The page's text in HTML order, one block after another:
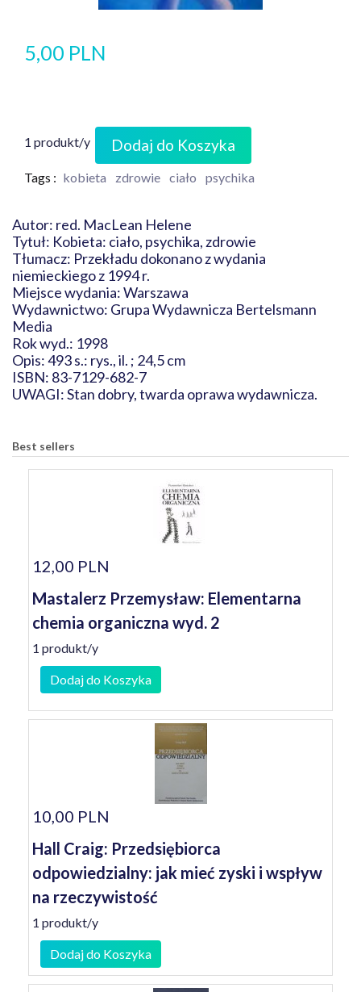
5,00 PLN
1 produkt/y Dodaj do Koszyka
Tags : kobieta zdrowie ciało psychika
Autor: red. MacLean Helene
Tytuł: Kobieta: ciało, psychika, zdrowie
Tłumacz: Przekładu dokonano z wydania
niemieckiego z 1994 r.
Miejsce wydania: Warszawa
Wydawnictwo: Grupa Wydawnicza Bertelsmann
Media
Rok wyd.: 1998
Opis: 493 s.: rys., il. ; 24,5 cm
ISBN: 83-7129-682-7
UWAGI: Stan dobry, twarda oprawa wydawnicza.
Best sellers
12,00 PLN
Mastalerz Przemysław: Elementarna
chemia organiczna wyd. 2
1 produkt/y
Dodaj do Koszyka
10,00 PLN
Hall Craig: Przedsiębiorca
odpowiedzialny: jak mieć zyski i wspływ
na rzeczywistość
1 produkt/y
Dodaj do Koszyka